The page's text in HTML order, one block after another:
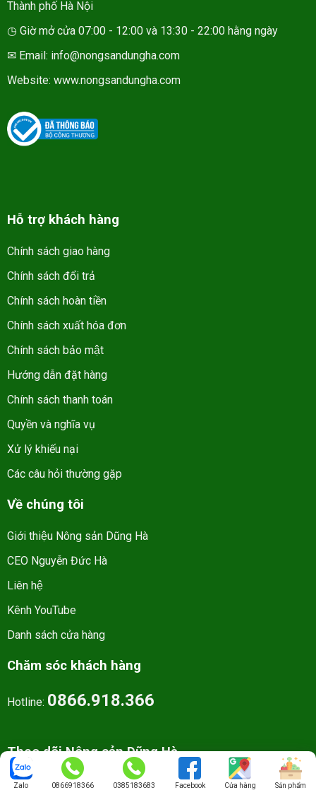
Thành phố Hà Nội
◷ Giờ mở cửa 07:00 - 12:00 và 13:30 - 22:00 hằng ngày
✉ Email: info@nongsandungha.com
Website: www.nongsandungha.com
Hỗ trợ khách hàng
Chính sách giao hàng
Chính sách đổi trả
Chính sách hoàn tiền
Chính sách xuất hóa đơn
Chính sách bảo mật
Hướng dẫn đặt hàng
Chính sách thanh toán
Quyền và nghĩa vụ
Xử lý khiếu nại
Các câu hỏi thường gặp
Về chúng tôi
Giới thiệu Nông sản Dũng Hà
CEO Nguyễn Đức Hà
Liên hệ
Kênh YouTube
Danh sách cửa hàng
Chăm sóc khách hàng
Hotline: 0866.918.366
Theo dõi Nông sản Dũng Hà
Zalo 0866918366 0385183683 Facebook Cửa hàng Sản phẩm